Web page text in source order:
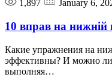
1,897
January 6,
10 вправ на нижній
Какие упражнения на
эффективны? И можно ли
выполняя…